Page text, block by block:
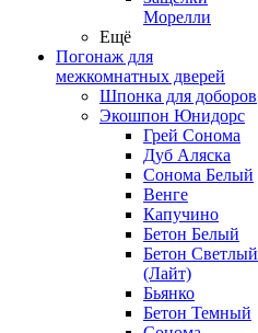
Морелли
Ещё
Погонаж для
межкомнатных дверей
Шпонка для доборов
Экошпон Юнидорс
Грей Сонома
Дуб Аляска
Сонома Белый
Венге
Капучино
Бетон Белый
Бетон Светлый
(Лайт)
Бьянко
Бетон Темный